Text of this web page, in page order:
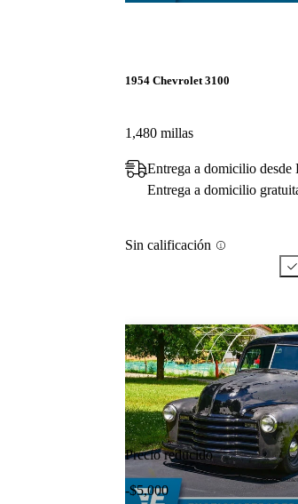
1954 Chevrolet 3100
1,480 millas
Entrega a domicilio
Entrega a domicilio
Sin calificación
Precio reducido
-$5,000